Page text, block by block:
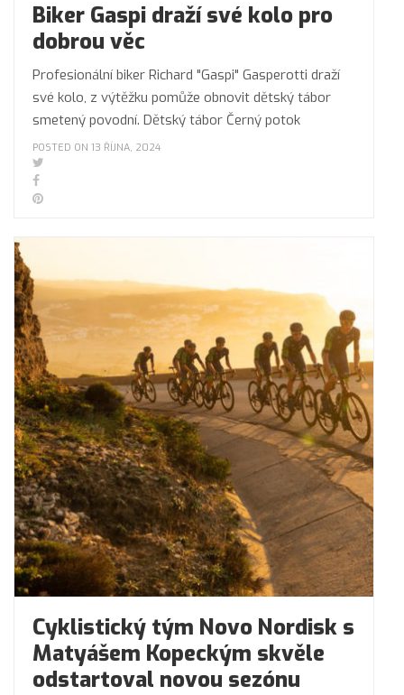
Biker Gaspi draží své kolo pro
dobrou věc
Profesionální biker Richard "Gaspi" Gasperotti draží
své kolo, z výtěžku pomůže obnovit dětský tábor
smetený povodní. Dětský tábor Černý potok
POSTED ON 13 ŘÍJNA, 2024
Cyklistický tým Novo Nordisk s
Matyášem Kopeckým skvěle
odstartoval novou sezónu